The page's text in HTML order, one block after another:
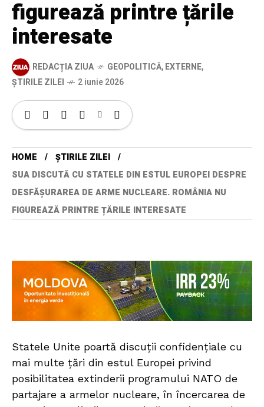
figurează printre țările
interesate
REDACȚIA ZIUA GEOPOLITICĂ,EXTERNE,
ȘTIRILE ZILEI
2 iunie 2026
HOME
ȘTIRILE ZILEI
SUA DISCUTĂ CU STATELE DIN ESTUL EUROPEI DESPRE
DESFĂȘURAREA DE ARME NUCLEARE. ROMÂNIA NU
FIGUREAZĂ PRINTRE ȚĂRILE INTERESATE
Statele Unite poartă discuții confidențiale cu
mai multe țări din estul Europei privind
posibilitatea extinderii programului NATO de
partajare a armelor nucleare, în încercarea de